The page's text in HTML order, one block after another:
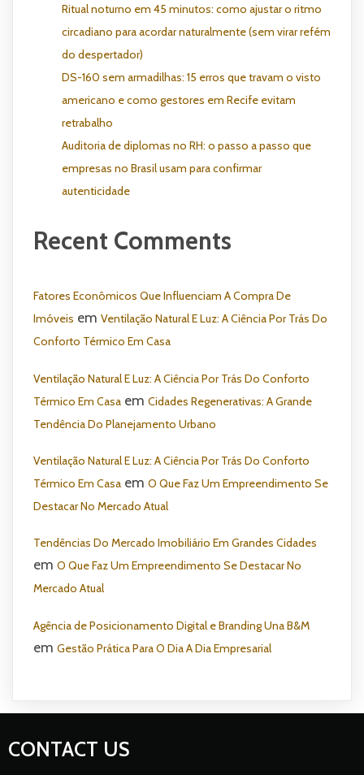
Ritual noturno em 45 minutos: como ajustar o ritmo
circadiano para acordar naturalmente (sem virar refém
do despertador)
DS-160 sem armadilhas: 15 erros que travam o visto
americano e como gestores em Recife evitam
retrabalho
Auditoria de diplomas no RH: o passo a passo que
empresas no Brasil usam para confirmar
autenticidade
Recent Comments
Fatores Econômicos Que Influenciam A Compra De
Imóveis em Ventilação Natural E Luz: A Ciência Por Trás Do
Conforto Térmico Em Casa
Ventilação Natural E Luz: A Ciência Por Trás Do Conforto
Térmico Em Casa em Cidades Regenerativas: A Grande
Tendência Do Planejamento Urbano
Ventilação Natural E Luz: A Ciência Por Trás Do Conforto
Térmico Em Casa em O Que Faz Um Empreendimento Se
Destacar No Mercado Atual
Tendências Do Mercado Imobiliário Em Grandes Cidades
em O Que Faz Um Empreendimento Se Destacar No
Mercado Atual
Agência de Posicionamento Digital e Branding Una B&M
em Gestão Prática Para O Dia A Dia Empresarial
CONTACT US